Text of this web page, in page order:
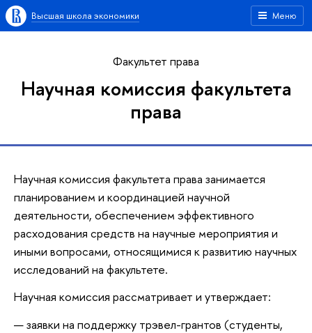
Меню
Высшая школа экономики
Факультет права
Научная комиссия факультета
права
Научная комиссия факультета права занимается
планированием и координацией научной
деятельности, обеспечением эффективного
расходования средств на научные мероприятия и
иными вопросами, относящимися к развитию научных
исследований на факультете.
Научная комиссия рассматривает и утверждает:
заявки на поддержку трэвел-грантов (студенты,